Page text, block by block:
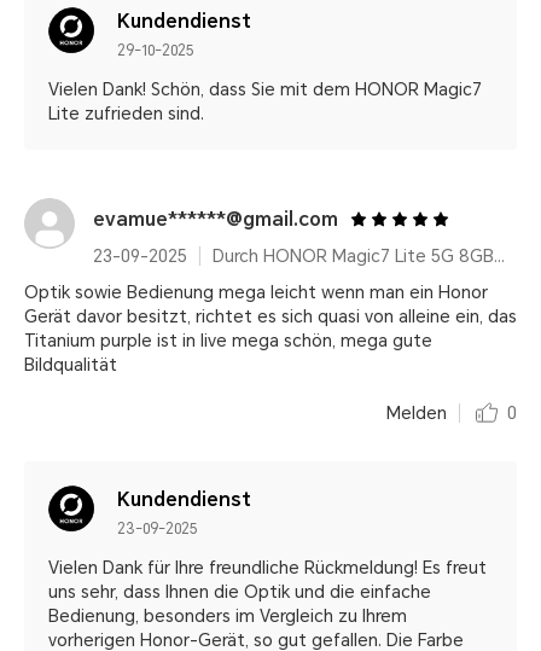
Kundendienst
29-10-2025
Vielen Dank! Schön, dass Sie mit dem HONOR Magic7
Lite zufrieden sind.
evamue******@gmail.com
23-09-2025
Durch HONOR Magic7 Lite 5G 8GB+512GB, Qualcomm Snapdragon 6 Gen 1, Titanium Purple, 6600 mAh, AI Features, Ultra Robust
Optik sowie Bedienung mega leicht wenn man ein Honor
Gerät davor besitzt, richtet es sich quasi von alleine ein, das
Titanium purple ist in live mega schön, mega gute
Bildqualität
Melden 0
Kundendienst
23-09-2025
Vielen Dank für Ihre freundliche Rückmeldung! Es freut
uns sehr, dass Ihnen die Optik und die einfache
Bedienung, besonders im Vergleich zu Ihrem
vorherigen Honor-Gerät, so gut gefallen. Die Farbe